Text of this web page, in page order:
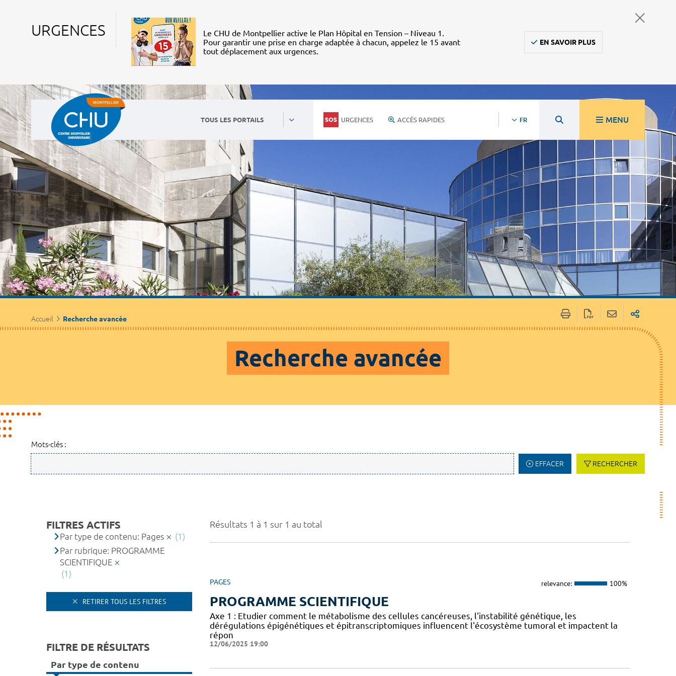
URGENCES
Le CHU de Montpellier active le Plan Hôpital en Tension – Niveau 1.
Pour garantir une prise en charge adaptée à chacun, appelez le 15 avant
tout déplacement aux urgences.
EN SAVOIR PLUS
TOUS LES PORTAILS URGENCES ACCÈS RAPIDES FR MENU
Accueil Recherche avancée
Recherche avancée
Mots-clés :
EFFACER RECHERCHER
Résultats 1 à 1 sur 1 au total
PAGES relevance: 100%
PROGRAMME SCIENTIFIQUE
Axe 1 : Etudier comment le métabolisme des cellules cancéreuses, l'instabilité génétique, les
dérégulations épigénétiques et épitranscriptomiques influencent l'écosystème tumoral et impactent la
répon
12/06/2025 19:00
FILTRES ACTIFS
Par type de contenu: Pages
(1)
Par rubrique: PROGRAMME
SCIENTIFIQUE
(1)
RETIRER TOUS LES FILTRES
FILTRE DE RÉSULTATS
Par type de contenu